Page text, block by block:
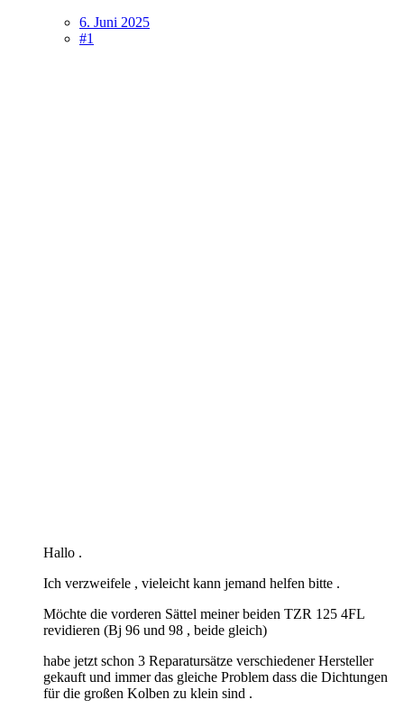
6. Juni 2025
#1
Hallo .
Ich verzweifele , vieleicht kann jemand helfen bitte .
Möchte die vorderen Sättel meiner beiden TZR 125 4FL
revidieren (Bj 96 und 98 , beide gleich)
habe jetzt schon 3 Reparatursätze verschiedener Hersteller
gekauft und immer das gleiche Problem dass die Dichtungen
für die großen Kolben zu klein sind .